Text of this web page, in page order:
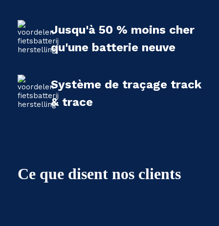
Jusqu'à 50 % moins cher
qu'une batterie neuve
Système de traçage track
& trace
Ce que disent nos clients